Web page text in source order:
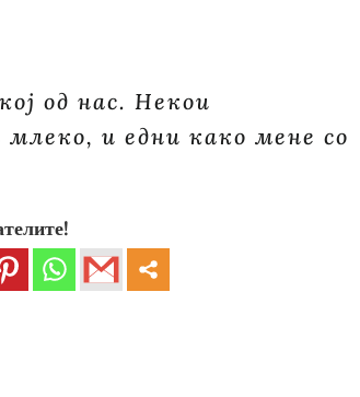
од нас. Некои
и едни како мене со